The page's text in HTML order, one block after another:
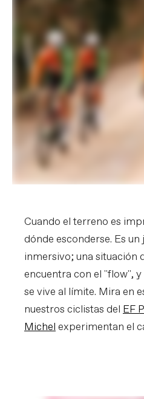
Cuando el terreno es
dónde esconderse. Es un
inmersivo; una situación
encuentra con el "flow",
se vive al límite. Mira en
nuestros ciclistas del EF
Michel experimentan el